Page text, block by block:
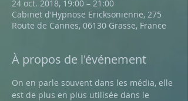
24 oct. 2018, 19:00 – 21:00
Cabinet d'Hypnose Ericksonienne, 275
Route de Cannes, 06130 Grasse, France
À propos de l'événement
On en parle souvent dans les média, elle
est de plus en plus utilisée dans le